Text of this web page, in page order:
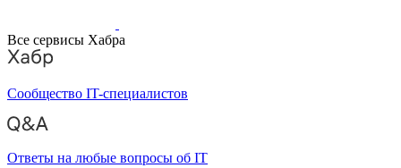
Все сервисы Хабра
Сообщество IT-специалистов
Ответы на любые вопросы об IT